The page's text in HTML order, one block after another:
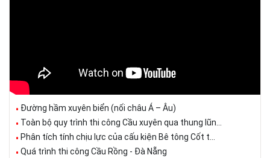
Đường hầm xuyên biển (nối châu Á – Âu)
Toàn bộ quy trình thi công Cầu xuyên qua thung lũn...
Phân tích tính chịu lực của cấu kiện Bê tông Cốt t...
Quá trình thi công Cầu Rồng - Đà Nẵng